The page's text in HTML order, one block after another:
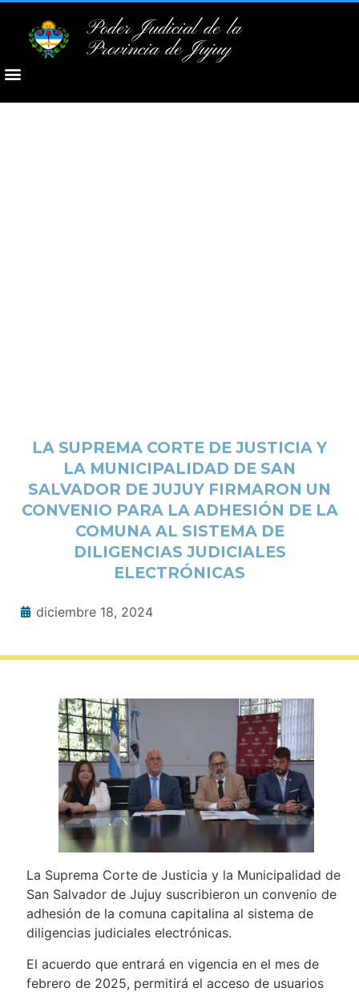
Poder Judicial de la
Provincia de Jujuy
LA SUPREMA CORTE DE JUSTICIA Y
LA MUNICIPALIDAD DE SAN
SALVADOR DE JUJUY FIRMARON UN
CONVENIO PARA LA ADHESIÓN DE LA
COMUNA AL SISTEMA DE
DILIGENCIAS JUDICIALES
ELECTRÓNICAS
diciembre 18, 2024
La Suprema Corte de Justicia y la Municipalidad de
San Salvador de Jujuy suscribieron un convenio de
adhesión de la comuna capitalina al sistema de
diligencias judiciales electrónicas.
El acuerdo que entrará en vigencia en el mes de
febrero de 2025, permitirá el acceso de usuarios